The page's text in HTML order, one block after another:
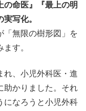
の命医』『最上の明
写化。
「無限の樹形図」を
す。
れ、小児外科医・進
助かりました。それ
になろうと小児外科